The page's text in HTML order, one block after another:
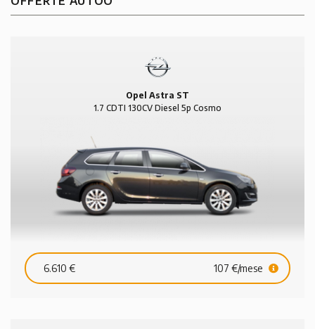
Opel Astra ST
1.7 CDTI 130CV Diesel 5p Cosmo
6.610 € 107 €/mese